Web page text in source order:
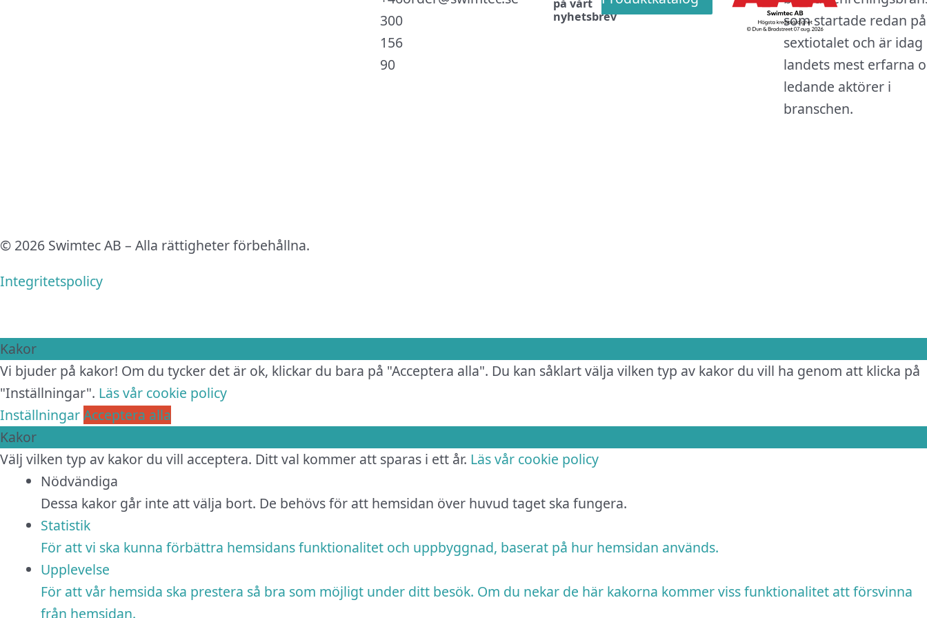
som startade redan på
sextiotalet och är idag
landets mest erfarna
ledande aktörer i
branschen.
300
156
90
på vårt
nyhetsbrev
© 2026 Swimtec AB – Alla rättigheter förbehållna.
Integritetspolicy
Kakor
Vi bjuder på kakor! Om du tycker det är ok, klickar du bara på "Acceptera alla". Du kan såklart välja vilken typ av kakor du vill ha genom att klicka på
"Inställningar". Läs vår cookie policy
InställningarAcceptera alla
Kakor
Välj vilken typ av kakor du vill acceptera. Ditt val kommer att sparas i ett år. Läs vår cookie policy
Nödvändiga
Dessa kakor går inte att välja bort. De behövs för att hemsidan över huvud taget ska fungera.
Statistik
För att vi ska kunna förbättra hemsidans funktionalitet och uppbyggnad, baserat på hur hemsidan används.
Upplevelse
För att vår hemsida ska prestera så bra som möjligt under ditt besök. Om du nekar de här kakorna kommer viss funktionalitet att försvinna
från hemsidan.